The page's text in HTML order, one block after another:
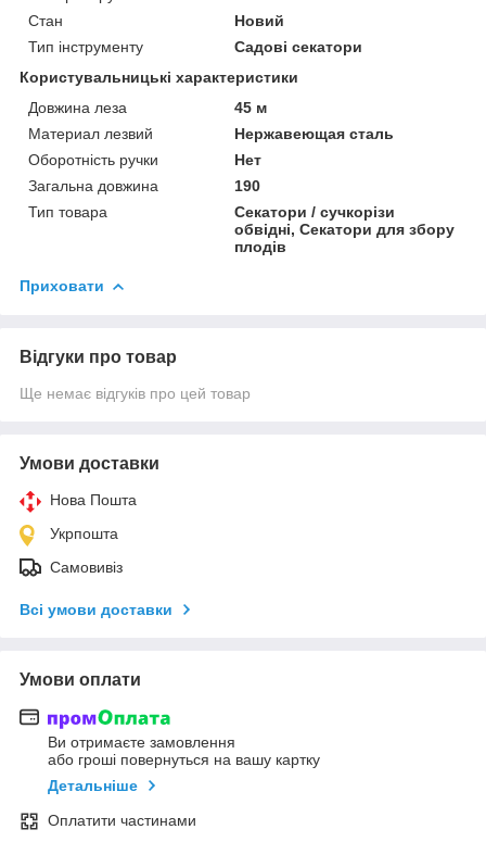
Стан
Новий
Тип інструменту
Садові секатори
Користувальницькі характеристики
Довжина леза
45 м
Материал лезвий
Нержавеющая сталь
Оборотність ручки
Нет
Загальна довжина
190
Тип товара
Секатори / сучкорізи
обвідні, Секатори для збору
плодів
Приховати
Відгуки про товар
Ще немає відгуків про цей товар
Умови доставки
Нова Пошта
Укрпошта
Самовивіз
Всі умови доставки
Умови оплати
Ви отримаєте замовлення
або гроші повернуться на вашу картку
Детальніше
Оплатити частинами